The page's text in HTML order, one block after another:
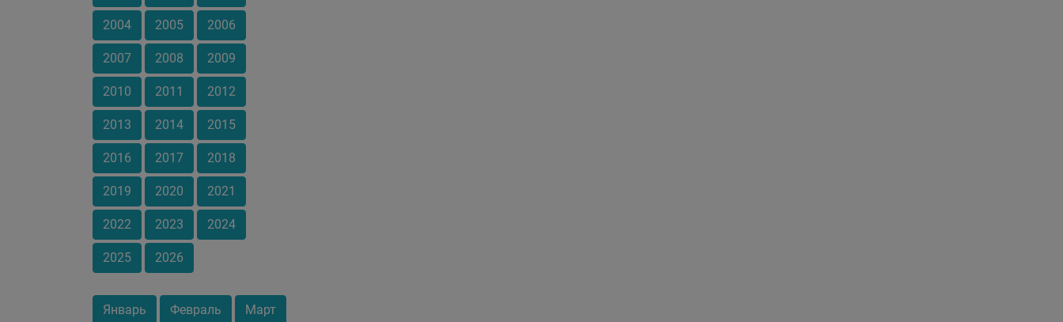
2004 2005 2006
2007 2008 2009
2010 2011 2012
2013 2014 2015
2016 2017 2018
2019 2020 2021
2022 2023 2024
2025 2026
Январь Февраль Март